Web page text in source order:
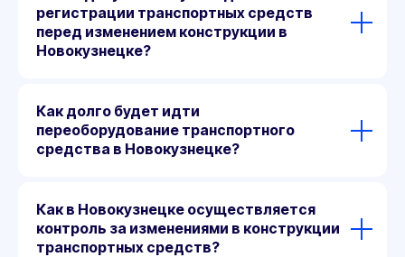
регистрации транспортных средств
перед изменением конструкции в
Новокузнецке?
Как долго будет идти
переоборудование транспортного
средства в Новокузнецке?
Как в Новокузнецке осуществляется
контроль за изменениями в конструкции
транспортных средств?